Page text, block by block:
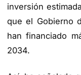
inversión
que el Gobierno
han financiado
2034.